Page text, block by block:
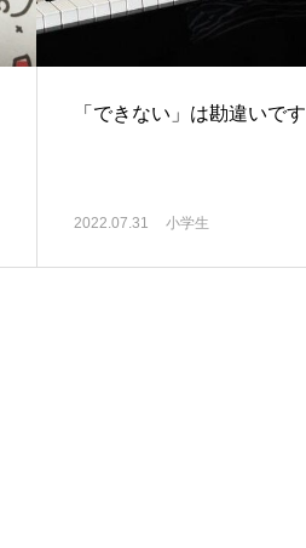
「できない」は勘違いです
2022.07.31 小学生